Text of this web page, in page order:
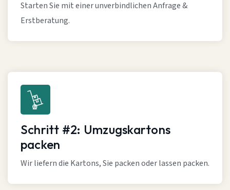
Starten Sie mit einer unverbindlichen Anfrage &
Erstberatung.
Schritt #2: Umzugskartons
packen
Wir liefern die Kartons, Sie packen oder lassen packen.